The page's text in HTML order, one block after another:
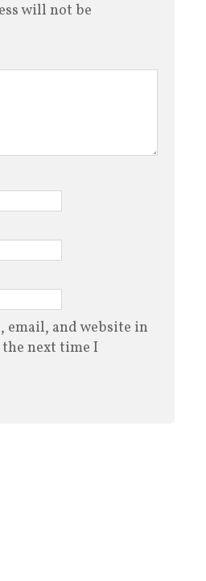
will not be
email, and website in
next time I